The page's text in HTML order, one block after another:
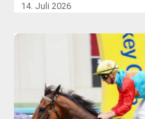
14. Juli 2026